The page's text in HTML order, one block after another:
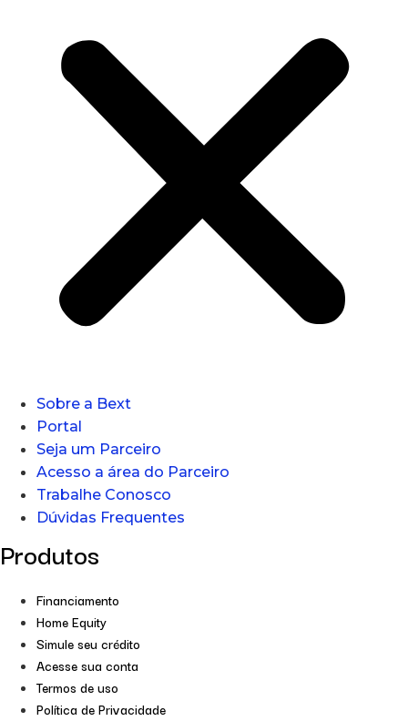
Sobre a Bext
Portal
Seja um Parceiro
Acesso a área do Parceiro
Trabalhe Conosco
Dúvidas Frequentes
Produtos
Financiamento
Home Equity
Simule seu crédito
Acesse sua conta
Termos de uso
Política de Privacidade